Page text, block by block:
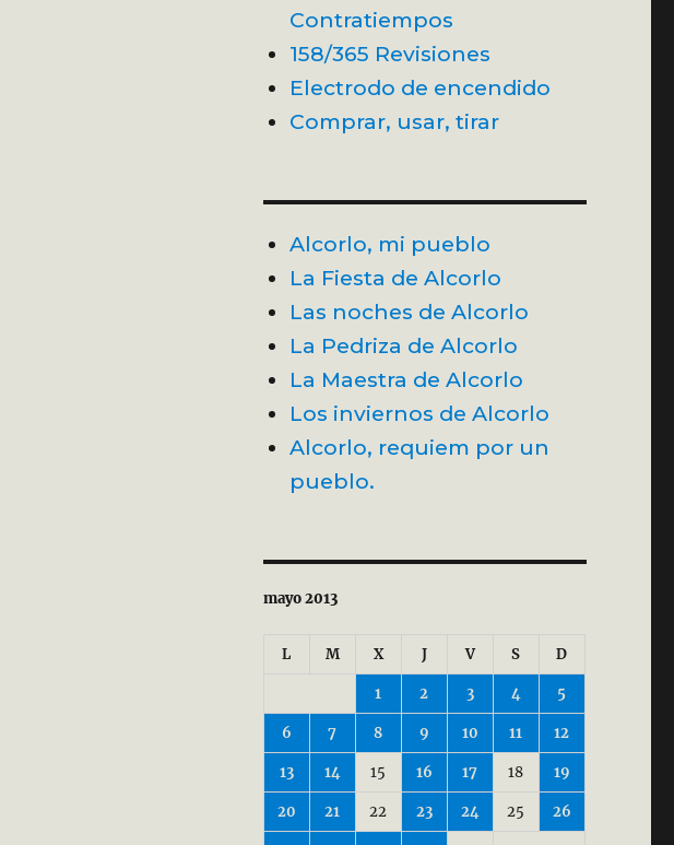
Contratiempos
158/365 Revisiones
Electrodo de encendido
Comprar, usar, tirar
Alcorlo, mi pueblo
La Fiesta de Alcorlo
Las noches de Alcorlo
La Pedriza de Alcorlo
La Maestra de Alcorlo
Los inviernos de Alcorlo
Alcorlo, requiem por un
pueblo.
mayo 2013
L M X J V S D
1 2 3 4 5
6 7 8 9 10 11 12
13 14 15 16 17 18 19
20 21 22 23 24 25 26